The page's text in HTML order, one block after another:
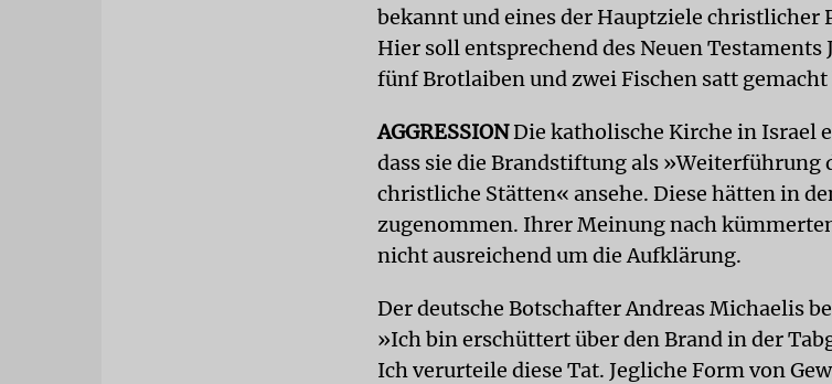
bekannt und eines der Hauptziele christlicher
Hier soll entsprechend des Neuen
fünf Brotlaiben und zwei Fischen satt gemacht
AGGRESSIONDie katholische Kirche in Israel
dass sie die Brandstiftung als »Weiterführung
christliche Stätten« ansehe. Diese hätten in
zugenommen. Ihrer Meinung nach
nicht ausreichend um die Aufklärung.
Der deutsche Botschafter Andreas Michaelis
»Ich bin erschüttert über den Brand in der
Ich verurteile diese Tat. Jegliche Form von